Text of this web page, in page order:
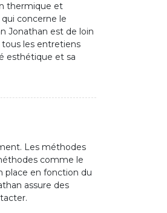
thermique et
concerne le
Jonathan est de loin
les entretiens
esthétique et sa
Les méthodes
comme le
place en fonction du
assure des